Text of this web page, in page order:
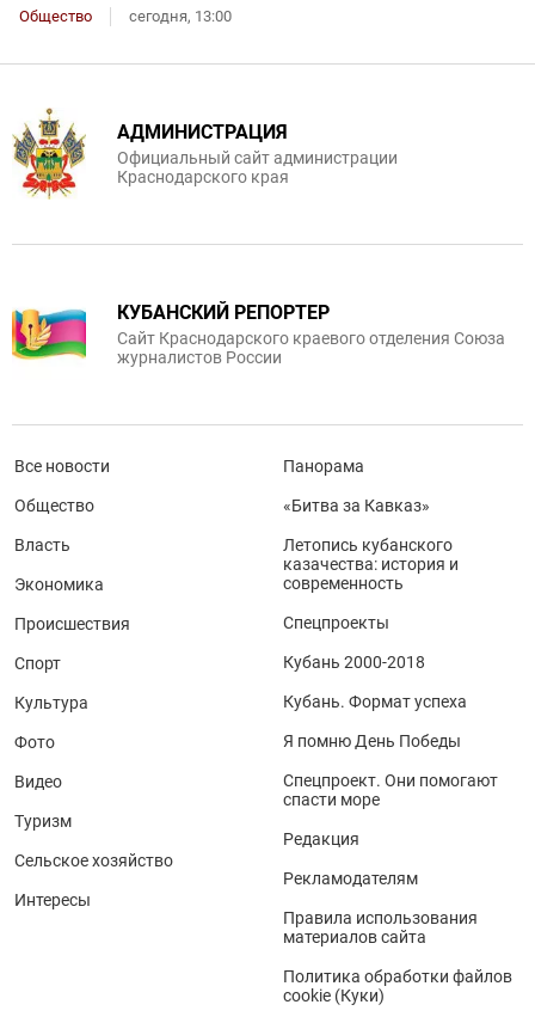
Общество сегодня, 13:00
АДМИНИСТРАЦИЯ
Официальный сайт администрации
Краснодарского края
КУБАНСКИЙ РЕПОРТЕР
Сайт Краснодарского краевого отделения Союза
журналистов России
Все новости
Общество
Власть
Экономика
Происшествия
Спорт
Культура
Фото
Видео
Туризм
Сельское хозяйство
Интересы
Панорама
«Битва за Кавказ»
Летопись кубанского
казачества: история и
современность
Спецпроекты
Кубань 2000-2018
Кубань. Формат успеха
Я помню День Победы
Спецпроект. Они помогают
спасти море
Редакция
Рекламодателям
Правила использования
материалов сайта
Политика обработки файлов
cookie (Куки)